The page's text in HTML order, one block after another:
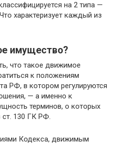
на 2 типа —
характеризует каждый из
имущество?
что такое движимое
к положениям
РФ, в котором регулируются
— а именно к
терминов, о которых
ст. 130 ГК РФ.
Кодекса, движимым